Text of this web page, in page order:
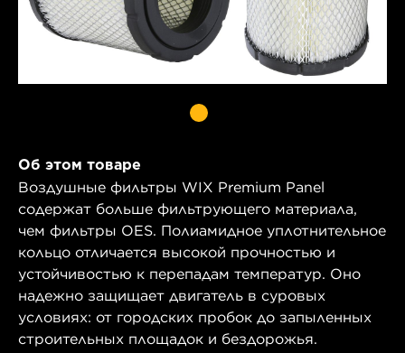
Об этом товаре
Воздушные фильтры WIX Premium Panel
содержат больше фильтрующего материала,
чем фильтры OES. Полиамидное уплотнительное
кольцо отличается высокой прочностью и
устойчивостью к перепадам температур. Оно
надежно защищает двигатель в суровых
условиях: от городских пробок до запыленных
строительных площадок и бездорожья.